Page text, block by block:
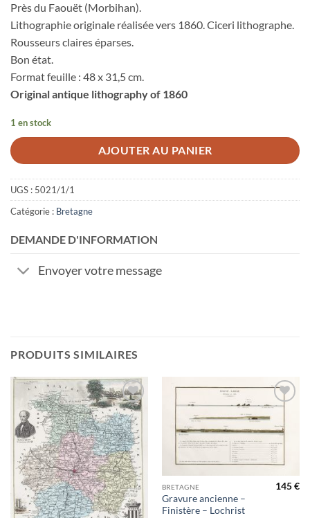
Près du Faouët (Morbihan).
Lithographie originale réalisée vers 1860. Ciceri lithographe.
Rousseurs claires éparses.
Bon état.
Format feuille : 48 x 31,5 cm.
Original antique lithography of 1860
1 en stock
AJOUTER AU PANIER
UGS : 5021/1/1
Catégorie : Bretagne
DEMANDE D'INFORMATION
Envoyer votre message
PRODUITS SIMILAIRES
Ajouter
à la
wishlist
wishlist
BRETAGNE
Gravure ancienne –
Finistère – Lochrist
145€